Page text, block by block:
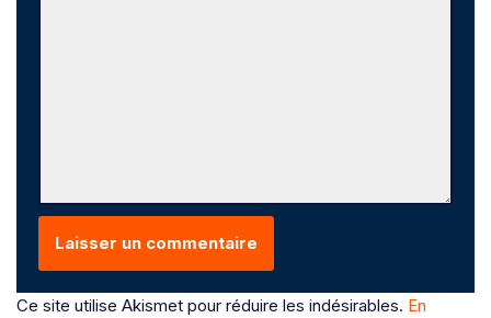
Ce site utilise Akismet pour réduire les indésirables. En